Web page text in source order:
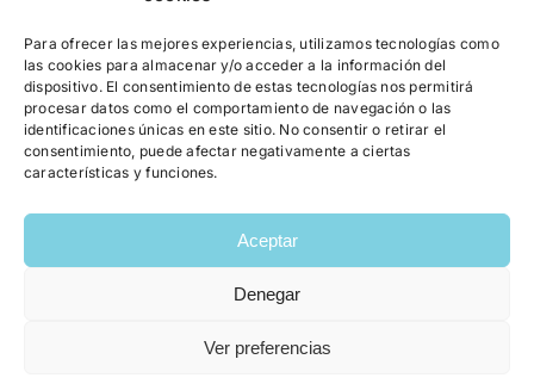
Para ofrecer las mejores experiencias, utilizamos tecnologías como
las cookies para almacenar y/o acceder a la información del
dispositivo. El consentimiento de estas tecnologías nos permitirá
procesar datos como el comportamiento de navegación o las
identificaciones únicas en este sitio. No consentir o retirar el
consentimiento, puede afectar negativamente a ciertas
características y funciones.
Aceptar
Denegar
Ver preferencias
Política Privacidad|Política de Cookies